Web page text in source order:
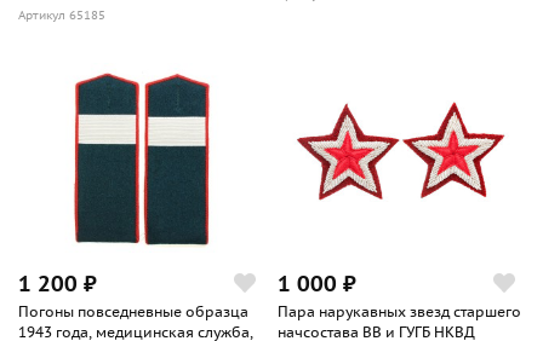
Артикул 65185
1 200 ₽
Погоны повседневные образца
1943 года, медицинская служба,
1 000 ₽
Пара нарукавных звезд старшего
начсостава ВВ и ГУГБ НКВД